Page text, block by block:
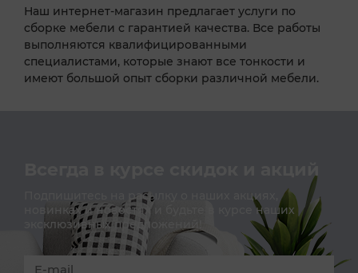
Наш интернет-магазин предлагает услуги по
сборке мебели с гарантией качества. Все работы
выполняются квалифицированными
специалистами, которые знают все тонкости и
имеют большой опыт сборки различной мебели.
Всегда в курсе скидок и акций
Подпишитесь на расылку о наших акциях,
новинках и новостях и будьте в курсе наших
эксклюзивных предложений!